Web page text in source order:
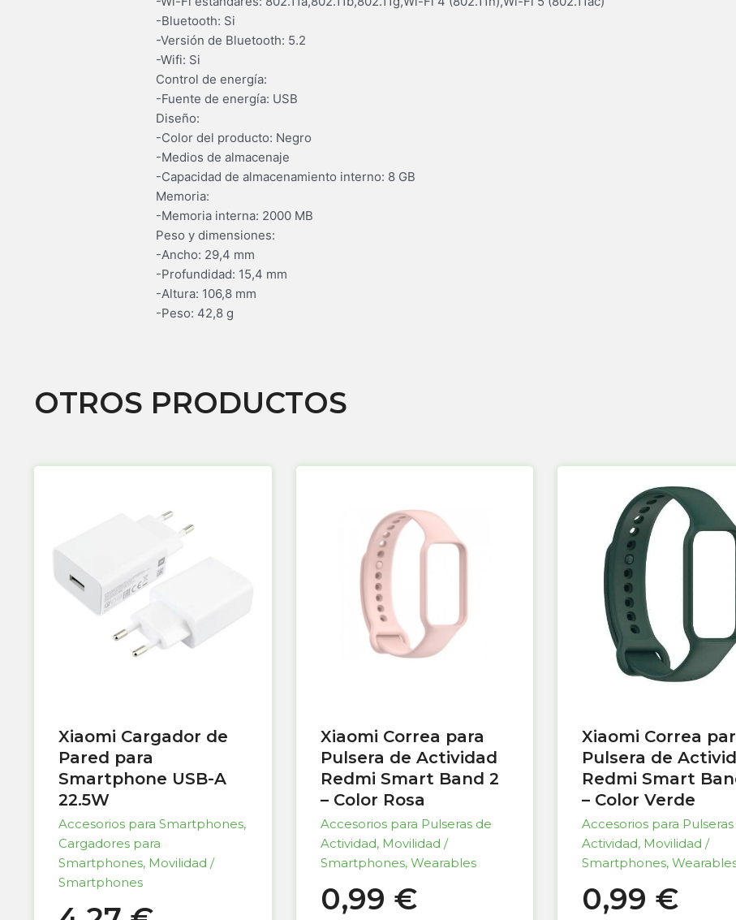
-Bluetooth: Si
-Versión de Bluetooth: 5.2
-Wifi: Si
Control de energía:
-Fuente de energía: USB
Diseño:
-Color del producto: Negro
-Medios de almacenaje
-Capacidad de almacenamiento interno: 8 GB
Memoria:
-Memoria interna: 2000 MB
Peso y dimensiones:
-Ancho: 29,4 mm
-Profundidad: 15,4 mm
-Altura: 106,8 mm
-Peso: 42,8 g
OTROS PRODUCTOS
Xiaomi Cargador de
Pared para
Smartphone USB-A
22.5W
Accesorios para Smartphones,
Cargadores para
Smartphones, Movilidad /
Smartphones
Xiaomi Correa para
Pulsera de Actividad
Redmi Smart Band 2
– Color Rosa
Accesorios para Pulseras de
Actividad, Movilidad /
Smartphones, Wearables
0,99 €
Xiaomi Correa
Pulsera de
Redmi Smart
– Color Verde
Accesorios para
Actividad, Movilidad /
Smartphones,
0,99 €